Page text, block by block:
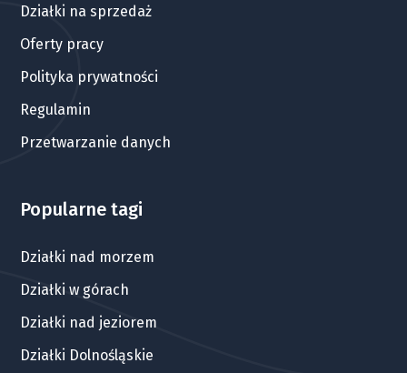
Działki na sprzedaż
Oferty pracy
Polityka prywatności
Regulamin
Przetwarzanie danych
Popularne tagi
Działki nad morzem
Działki w górach
Działki nad jeziorem
Działki Dolnośląskie